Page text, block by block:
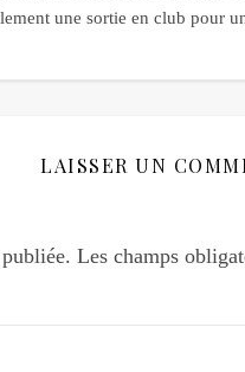
une sortie en club pour
LAISSER UN
Les champs